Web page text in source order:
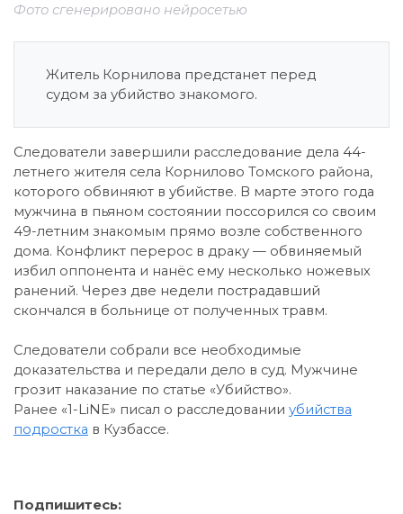
Фото сгенерировано нейросетью
Житель Корнилова предстанет перед
судом за убийство знакомого.
Следователи завершили расследование дела 44-
летнего жителя села Корнилово Томского района,
которого обвиняют в убийстве. В марте этого года
мужчина в пьяном состоянии поссорился со своим
49-летним знакомым прямо возле собственного
дома. Конфликт перерос в драку — обвиняемый
избил оппонента и нанёс ему несколько ножевых
ранений. Через две недели пострадавший
скончался в больнице от полученных травм.
Следователи собрали все необходимые
доказательства и передали дело в суд. Мужчине
грозит наказание по статье «Убийство».
Ранее «1-LiNE» писал о расследовании убийства
подростка в Кузбассе.
Подпишитесь: